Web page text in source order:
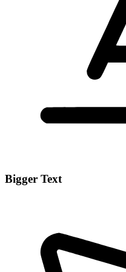
Bigger Text